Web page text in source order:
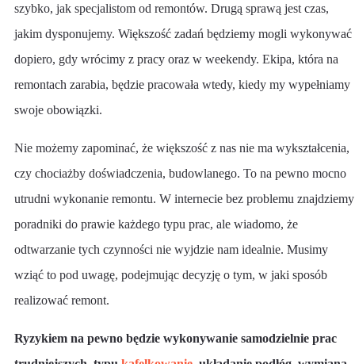
szybko, jak specjalistom od remontów. Drugą sprawą jest czas,
jakim dysponujemy. Większość zadań będziemy mogli wykonywać
dopiero, gdy wrócimy z pracy oraz w weekendy. Ekipa, która na
remontach zarabia, będzie pracowała wtedy, kiedy my wypełniamy
swoje obowiązki.
Nie możemy zapominać, że większość z nas nie ma wykształcenia,
czy chociażby doświadczenia, budowlanego. To na pewno mocno
utrudni wykonanie remontu. W internecie bez problemu znajdziemy
poradniki do prawie każdego typu prac, ale wiadomo, że
odtwarzanie tych czynności nie wyjdzie nam idealnie. Musimy
wziąć to pod uwagę, podejmując decyzję o tym, w jaki sposób
realizować remont.
Ryzykiem na pewno będzie wykonywanie samodzielnie prac